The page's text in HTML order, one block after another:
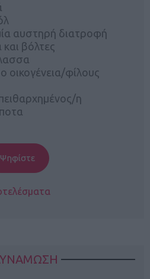
αυστηρή διατροφή
βόλτες
οικογένεια/φίλους
η